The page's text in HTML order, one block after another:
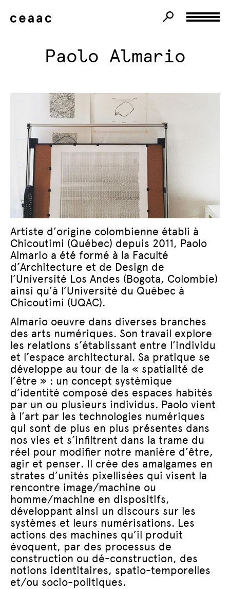
Paolo Almario
Artiste d’origine colombienne établi à
Chicoutimi (Québec) depuis 2011, Paolo
Almario a été formé à la Faculté
d’Architecture et de Design de
l’Université Los Andes (Bogota, Colombie)
ainsi qu’à l’Université du Québec à
Chicoutimi (UQAC).
Almario oeuvre dans diverses branches
des arts numériques. Son travail explore
les relations s’établissant entre l’individu
et l’espace architectural. Sa pratique se
développe au tour de la « spatialité de
l’être » : un concept systémique
d’identité composé des espaces habités
par un ou plusieurs individus. Paolo vient
à l’art par les technologies numériques
qui sont de plus en plus présentes dans
nos vies et s’infiltrent dans la trame du
réel pour modifier notre manière d’être,
agir et penser. Il crée des amalgames en
strates d’unités pixellisées qui visent la
rencontre image/machine ou
homme/machine en dispositifs,
développant ainsi un discours sur les
systèmes et leurs numérisations. Les
actions des machines qu’il produit
évoquent, par des processus de
construction ou dé-construction, des
notions identitaires, spatio-temporelles
et/ou socio-politiques.